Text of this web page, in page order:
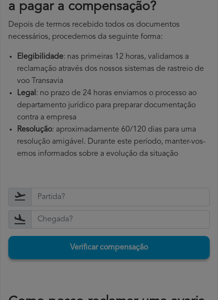
a pagar a compensação?
Depois de termos recebido todos os documentos
necessários, procedemos da seguinte forma:
Elegibilidade: nas primeiras 12 horas, validamos a
reclamação através dos nossos sistemas de rastreio de
voo Transavia
Legal: no prazo de 24 horas enviamos o processo ao
departamento jurídico para preparar documentação
contra a empresa
Resolução: aproximadamente 60/120 dias para uma
resolução amigável. Durante este período, manter-vos-
emos informados sobre a evolução da situação
Verificar compensação